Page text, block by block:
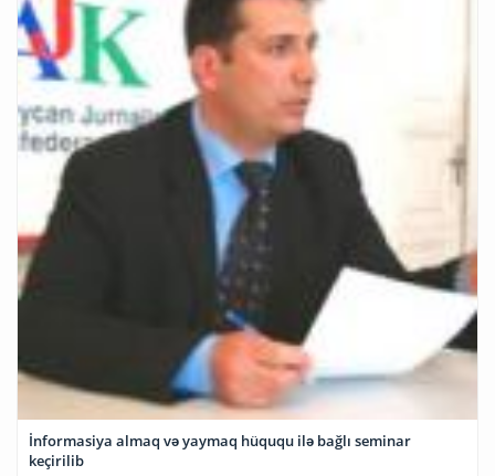
İnformasiya almaq və yaymaq hüququ ilə bağlı seminar
keçirilib